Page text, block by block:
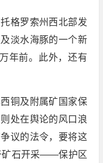
格罗索州西北部发
淡水海豚的一个新
年前。此外，还有
铜及附属矿国家保
处在舆论的风口浪
议的法令，要将这
矿石开采——保护区